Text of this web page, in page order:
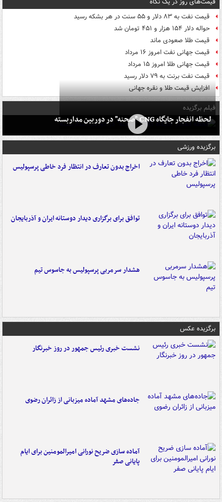
قیمت نفت به ۸۳ دلار و ۵۵ سنت در هر بشکه رسید
حواله دلار ۱۵۴ هزار و ۴۵۱ تومان شد
قیمت طلا صعودی ماند
قیمت جهانی نفت امروز ۱۶ مرداد
قیمت جهانی طلا امروز ۱۵ مرداد
قیمت نفت برنت به ۷۹ دلار رسید
افزایش قیمت طلا و نقره جهانی
فیلم برگزیده
لحظه انفجار جایگاه CNG "صحنه" در دوربین مداربسته
برگزیده ورزشی
اخراج بدون تعارف در انتظار فرد خاطی پرسپولیس
توافق برای برگزاری دیدار دوستانه ایران و آذربایجان
هشدار سرمربی پرسپولیس به جاسوس تیم
برگزیده عکس
نشست خبری رئیس جمهور در روز خبرنگار
جاده‌های مشهد آماده میزبانی از زائران رضوی
آماده سازی ضریح نورانی امیرالمومنین برای ایام
پایانی صفر